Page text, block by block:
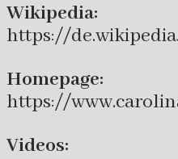
Wikipedia:
https://
Homepage:
https://
Videos: